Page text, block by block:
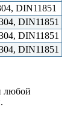
DIN11851
DIN11851
DIN11851
DIN11851
любой